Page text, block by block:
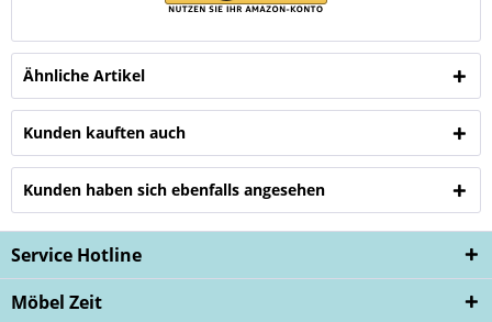
Ähnliche Artikel
Kunden kauften auch
Kunden haben sich ebenfalls angesehen
Service Hotline
Möbel Zeit